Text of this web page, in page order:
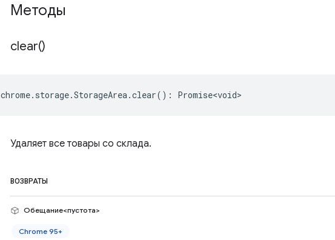
Методы
clear()
chrome. storage.StorageArea.clear() : Promise<void>
Удаляет все товары со склада.
ВОЗВРАТЫ
Обещание<пустота>
Chrome 95+